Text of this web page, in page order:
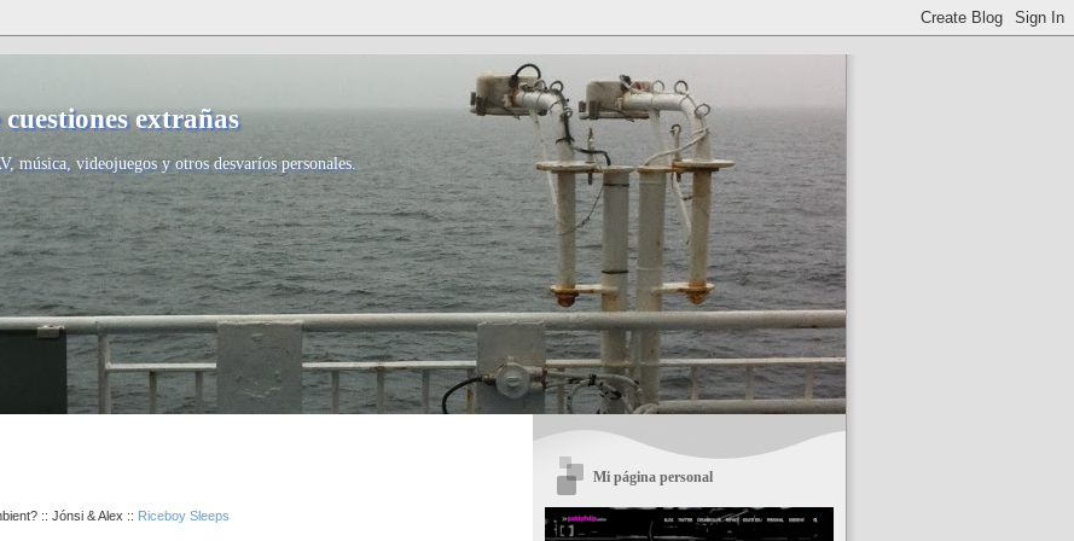
extrañas
música, videojuegos y otros desvaríos personales.
:: Jónsi & Alex :: Riceboy Sleeps
Mi página personal